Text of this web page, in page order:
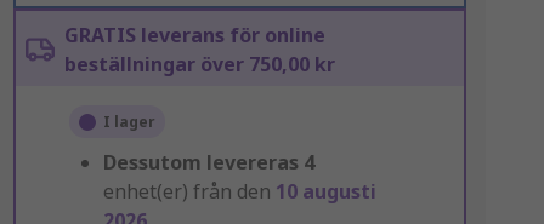
GRATIS leverans för online
beställningar över 750,00 kr
I lager
Dessutom levereras 4
enhet(er) från den 10 augusti